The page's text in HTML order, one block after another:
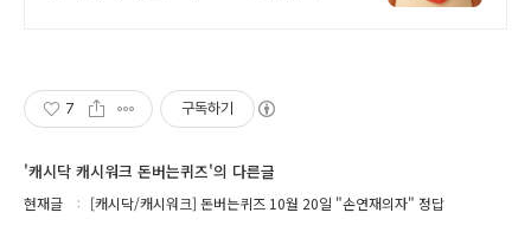
7 구독하기
'캐시닥 캐시워크 돈버는퀴즈'의 다른글
현재글 [캐시닥/캐시워크] 돈버는퀴즈 10월 20일 "손연재의자" 정답